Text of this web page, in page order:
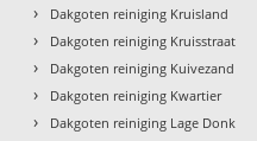
› Dakgoten reiniging Kruisland
› Dakgoten reiniging Kruisstraat
› Dakgoten reiniging Kuivezand
› Dakgoten reiniging Kwartier
› Dakgoten reiniging Lage Donk